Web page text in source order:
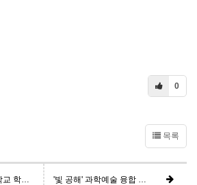
0
목록
수원칠보산자유학교 학교설명회를 알립니다. '빛 공해' 과학예술 융합 체험형 전시 안내